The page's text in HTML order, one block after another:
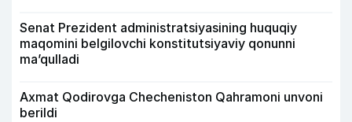
Senat Prezident administratsiyasining huquqiy
maqomini belgilovchi konstitutsiyaviy qonunni
ma’qulladi
Axmat Qodirovga Checheniston Qahramoni unvoni
berildi